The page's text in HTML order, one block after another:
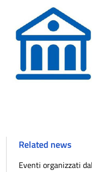
Related news
Eventi organizzati